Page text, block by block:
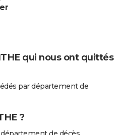
qui nous ont quittés
par département de
?